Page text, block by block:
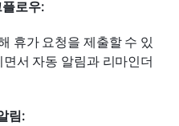
로우:
휴가 요청을 제출할 수 있
서 자동 알림과 리마인더
림: